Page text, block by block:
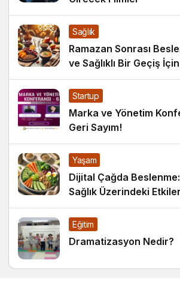
Sağlık
Ramazan Sonrası
ve Sağlıklı Bir Geçiş
Startup
Marka ve Yönetim
Geri Sayım!
Yaşam
Dijital Çağda
Sağlık Üzerindeki
Alışkanlıklar
Eğitim
Dramatizasyon Nedir?